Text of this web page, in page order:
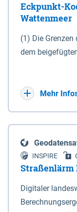
Eckpunkt-
Wattenmeer
(1) Die
dem
(DTK) im
verkleinerte
projizierte
Terrestrischen
der
bezogen auf die
(Anlage 4);
Mehr
INSPIRE
Straßenlärm
Digitaler